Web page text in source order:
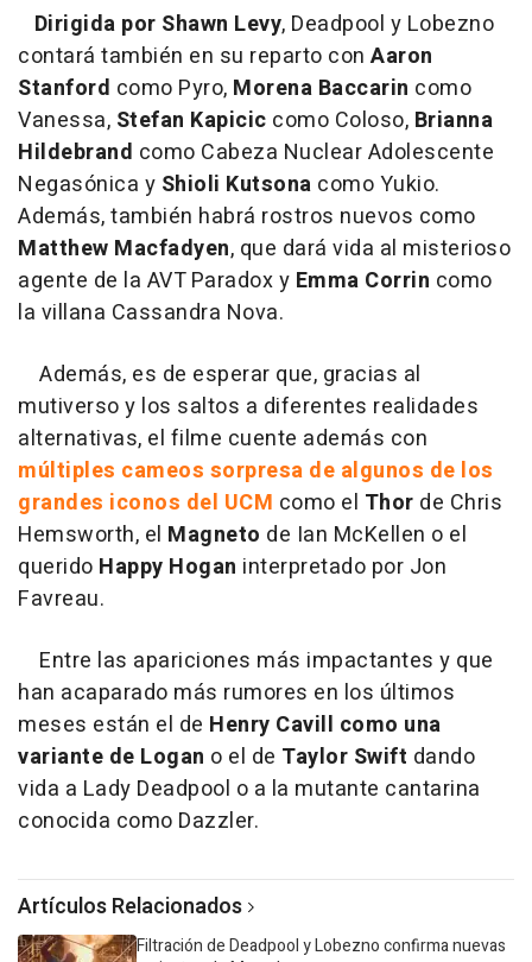
Dirigida por Shawn Levy, Deadpool y Lobezno
contará también en su reparto con Aaron
Stanford como Pyro, Morena Baccarin como
Vanessa, Stefan Kapicic como Coloso, Brianna
Hildebrand como Cabeza Nuclear Adolescente
Negasónica y Shioli Kutsona como Yukio.
Además, también habrá rostros nuevos como
Matthew Macfadyen, que dará vida al misterioso
agente de la AVT Paradox y Emma Corrin como
la villana Cassandra Nova.
Además, es de esperar que, gracias al
mutiverso y los saltos a diferentes realidades
alternativas, el filme cuente además con
múltiples cameos sorpresa de algunos de los
grandes iconos del UCM como el Thor de Chris
Hemsworth, el Magneto de Ian McKellen o el
querido Happy Hogan interpretado por Jon
Favreau.
Entre las apariciones más impactantes y que
han acaparado más rumores en los últimos
meses están el de Henry Cavill como una
variante de Logan o el de Taylor Swift dando
vida a Lady Deadpool o a la mutante cantarina
conocida como Dazzler.
Artículos Relacionados
Filtración de Deadpool y Lobezno confirma nuevas